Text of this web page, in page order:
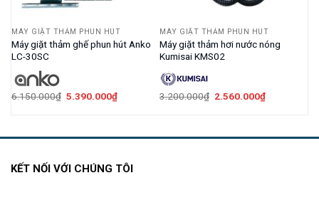
MÁY GIẶT THẢM PHUN HÚT
Máy giặt thảm ghế phun hút Anko
LC-30SC
6.150.000₫ Giá
5.390.000₫Giá
MÁY GIẶT THẢM PHUN HÚT
Máy giặt thảm hơi nước nóng
Kumisai KMS02
3.200.000₫ Giá
2.560.000₫Giá
KẾT NỐI VỚI CHÚNG TÔI